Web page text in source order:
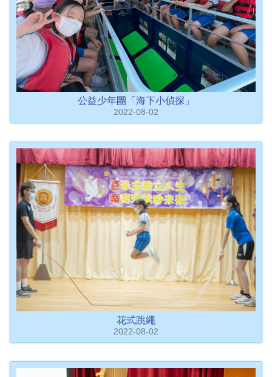
公益少年團「海下小偵探」
2022-08-02
花式跳繩
2022-08-02